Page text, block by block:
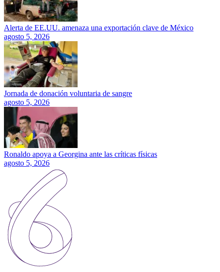
Alerta de EE.UU. amenaza una exportación clave de México
agosto 5, 2026
Jornada de donación voluntaria de sangre
agosto 5, 2026
Ronaldo apoya a Georgina ante las críticas físicas
agosto 5, 2026